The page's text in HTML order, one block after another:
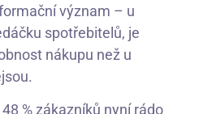
význam – u
spotřebitelů, je
nákupu než u
% zákazníků nyní rádo